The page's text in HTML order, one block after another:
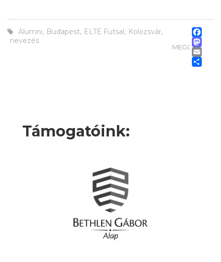
Alumni, Budapest, ELTE Futsal, Kolozsvár,
nevezés
MEGOSZTÁS
Támogatóink: